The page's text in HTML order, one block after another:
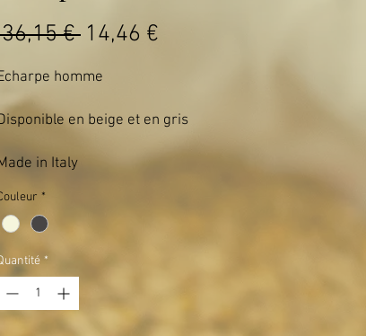
€ Prix
14,46 €
homme
en beige et en gris
in Italy
*
*